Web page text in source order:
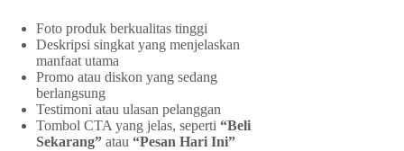
Foto produk berkualitas tinggi
Deskripsi singkat yang menjelaskan
manfaat utama
Promo atau diskon yang sedang
berlangsung
Testimoni atau ulasan pelanggan
Tombol CTA yang jelas, seperti “Beli
Sekarang” atau “Pesan Hari Ini”